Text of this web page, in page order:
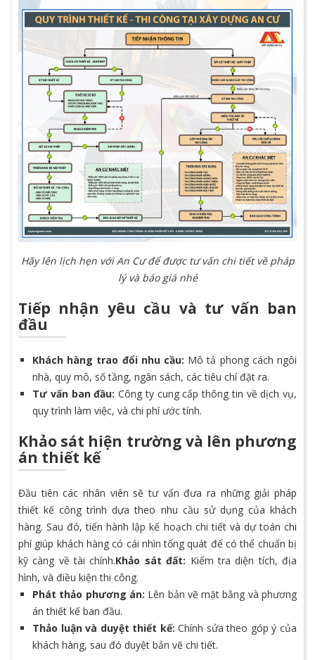
Hãy lên lịch hẹn với An Cư để được tư vấn chi tiết về pháp
lý và báo giá nhé
Tiếp nhận yêu cầu và tư vấn ban
đầu
Khách hàng trao đổi nhu cầu: Mô tả phong cách ngôi
nhà, quy mô, số tầng, ngân sách, các tiêu chí đặt ra.
Tư vấn ban đầu: Công ty cung cấp thông tin về dịch vụ,
quy trình làm việc, và chi phí ước tính.
Khảo sát hiện trường và lên phương
án thiết kế
Đầu tiên các nhân viên sẽ tư vấn đưa ra những giải pháp
thiết kế công trình dựa theo nhu cầu sử dụng của khách
hàng. Sau đó, tiến hành lập kế hoạch chi tiết và dự toán chi
phí giúp khách hàng có cái nhìn tổng quát để có thể chuẩn bị
kỹ càng về tài chính.Khảo sát đất: Kiểm tra diện tích, địa
hình, và điều kiện thi công.
Phát thảo phương án: Lên bản vẽ mặt bằng và phương
án thiết kế ban đầu.
Thảo luận và duyệt thiết kế: Chính sửa theo góp ý của
khách hàng, sau đó duyệt bản vẽ chi tiết.